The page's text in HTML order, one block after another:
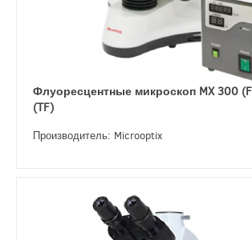
Флуоресцентные микроскоп MX 300
(TF)
Производитель: Microoptix